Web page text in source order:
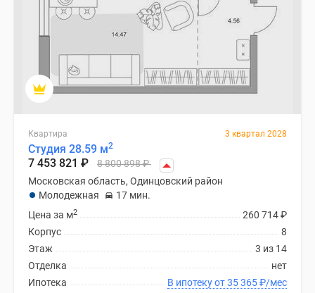
Квартира 3 квартал 2028
Студия 28.59 м2
7 453 821 ₽ 8 800 898₽
Московская область, Одинцовский район
Молодежная
17 мин.
260 714₽
Цена за м2
8
Корпус
3 из 14
Этаж
нет
Отделка
В ипотеку от 35 365₽/мес
Ипотека